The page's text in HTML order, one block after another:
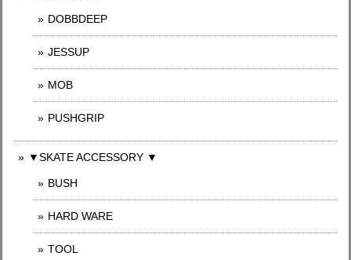
DOBBDEEP
JESSUP
MOB
PUSHGRIP
▼SKATE ACCESSORY ▼
BUSH
HARD WARE
TOOL